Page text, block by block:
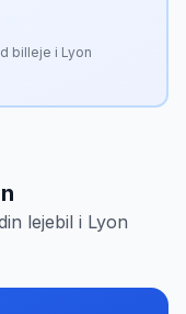
billeje i Lyon
lejebil i Lyon